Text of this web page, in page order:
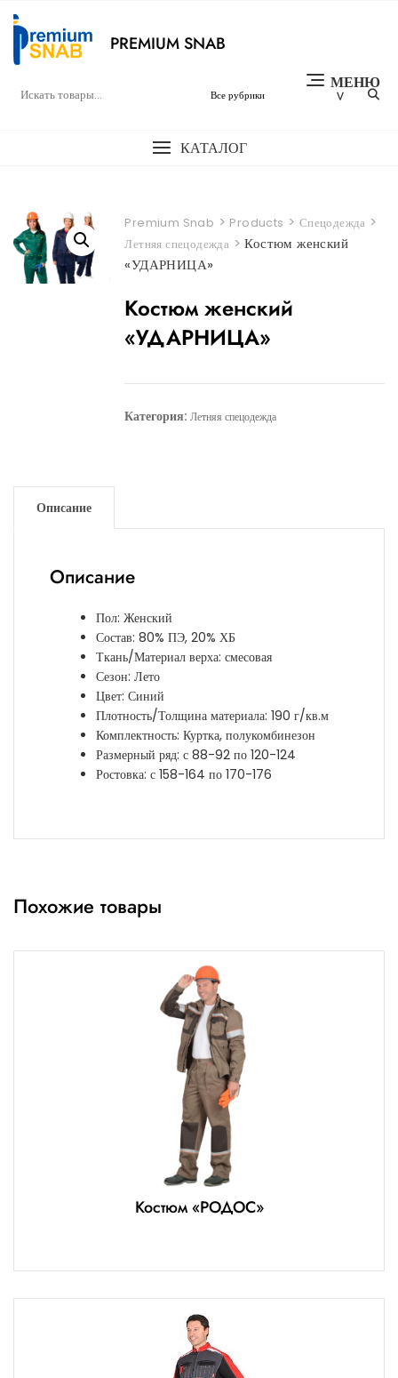
содержимому
МЕНЮ
PREMIUM SNAB
КАТАЛОГ
Premium Snab > Products > Спецодежда >
Летняя спецодежда >Костюм женский
«УДАРНИЦА»
Костюм женский
«УДАРНИЦА»
Категория:Летняя спецодежда
Описание
Описание
Пол: Женский
Состав: 80% ПЭ, 20% ХБ
Ткань/Материал верха: смесовая
Сезон: Лето
Цвет: Синий
Плотность/Толщина материала: 190 г/кв.м
Комплектность: Куртка, полукомбинезон
Размерный ряд: с 88-92 по 120-124
Ростовка: с 158-164 по 170-176
Похожие товары
Костюм «РОДОС»